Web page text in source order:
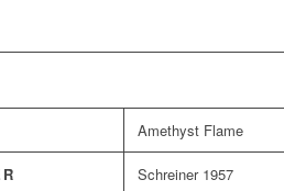
Amethyst Flame
Schreiner 1957